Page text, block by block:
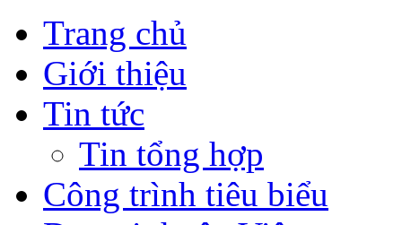
Trang chủ
Giới thiệu
Tin tức
Tin tổng hợp
Công trình tiêu biểu